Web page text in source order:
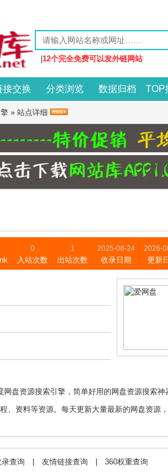
12个完全免费可以发外链网站
接交换 分类浏览 数据归档 TOP
» 站点详细
0
入站次数
1
出站次数
2025-08-24
收录日期
2026-
更新
盘资源搜索引擎，简单好用的网盘资源搜索神
、资料等资源。每天更新大量最新的网盘资源
查询 友情链接查询 360权重查询